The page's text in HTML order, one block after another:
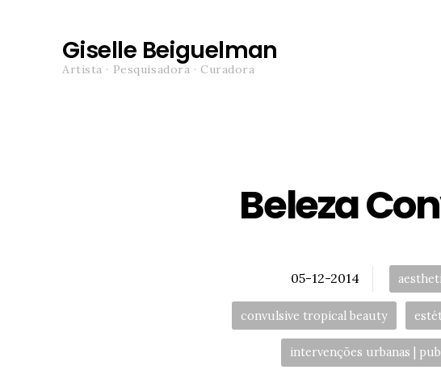
Giselle Beiguelman
Artista · Pesquisadora · Curadora
Beleza
Posted
05-12-2014
Tags:
convulsive tropical beauty
intervenções urbanas |